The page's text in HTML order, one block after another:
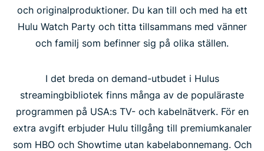
och originalproduktioner. Du kan till och med ha ett
Hulu Watch Party och titta tillsammans med vänner
och familj som befinner sig på olika ställen.
I det breda on demand-utbudet i Hulus
streamingbibliotek finns många av de populäraste
programmen på USA:s TV- och kabelnätverk. För en
extra avgift erbjuder Hulu tillgång till premiumkanaler
som HBO och Showtime utan kabelabonnemang. Och